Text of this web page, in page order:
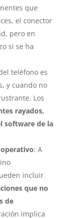
que
el conector
pero en
si se ha
teléfono es
y cuando no
Los
rayados,
software de la
: A
incluir
que no
de
implica